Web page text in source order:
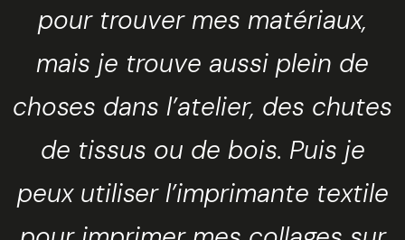
pour trouver mes matériaux,
mais je trouve aussi plein de
choses dans l’atelier, des chutes
de tissus ou de bois. Puis je
peux utiliser l’imprimante textile
Sélectionnez une manufacture
Sélectionnez une durée